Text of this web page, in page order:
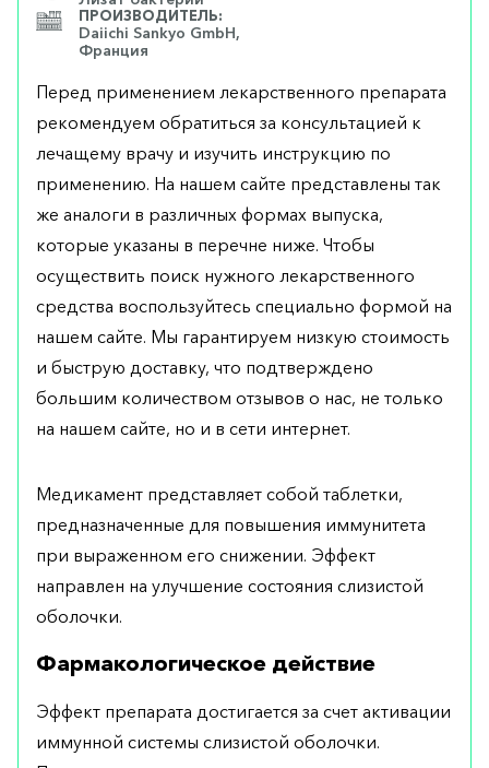
ПРОИЗВОДИТЕЛЬ:
Daiichi Sankyo GmbH,
Франция
Перед применением лекарственного препарата
рекомендуем обратиться за консультацией к
лечащему врачу и изучить инструкцию по
применению. На нашем сайте представлены так
же аналоги в различных формах выпуска,
которые указаны в перечне ниже. Чтобы
осуществить поиск нужного лекарственного
средства воспользуйтесь специально формой на
нашем сайте. Мы гарантируем низкую стоимость
и быструю доставку, что подтверждено
большим количеством отзывов о нас, не только
на нашем сайте, но и в сети интернет.
Медикамент представляет собой таблетки,
предназначенные для повышения иммунитета
при выраженном его снижении. Эффект
направлен на улучшение состояния слизистой
оболочки.
Фармакологическое действие
Эффект препарата достигается за счет активации
иммунной системы слизистой оболочки.